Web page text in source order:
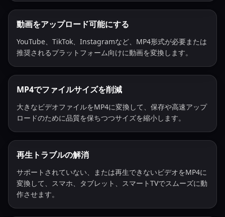
動画をアップロード可能にする
YouTube、TikTok、Instagramなど、MP4形式が必要または
推奨されるプラットフォーム向けに動画を変換します。
MP4でファイルサイズを削減
大きなビデオファイルをMP4に変換して、保存や高速アップ
ロードのために品質を保ちつつサイズを縮小します。
再生トラブルの解消
サポートされていない、または再生できないビデオをMP4に
変換して、スマホ、タブレット、スマートTVでスムーズに動
作させます。